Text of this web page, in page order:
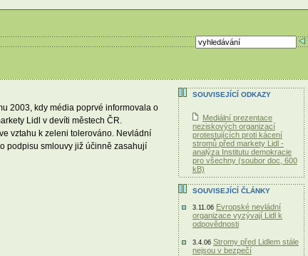
2003, kdy média poprvé informovala o
Lidl v devíti městech ČR.
vztahu k zeleni tolerováno. Nevládní
podpisu smlouvy již účinně zasahují
SOUVISEJÍCÍ ODKAZY
Mediální prezentace
neziskových organizací
protestujících proti kácení
stromů před markety Lidl -
analýza Institutu demokracie
pro všechny (soubor doc, 600
kB)
SOUVISEJÍCÍ ČLÁNKY
3.11.06 Evropské nevládní
organizace vyzývají Lidl k
odpovědnosti
3.4.06 Stromy před Lidlem stále
nejsou v bezpečí